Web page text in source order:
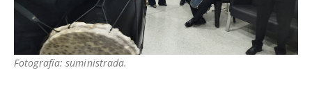
Fotografía: suministrada.